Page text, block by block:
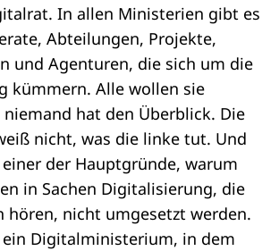
In allen Ministerien gibt es
Abteilungen, Projekte,
und Agenturen, die sich um die
kümmern. Alle wollen sie
hat den Überblick. Die
nicht, was die linke tut. Und
der Hauptgründe, warum
in Sachen Digitalisierung, die
hören, nicht umgesetzt werden.
Digitalministerium, in dem